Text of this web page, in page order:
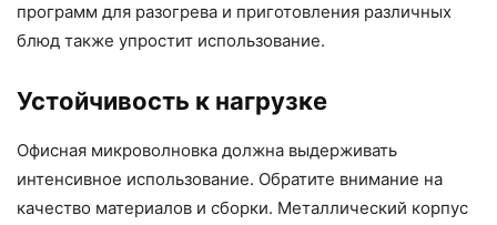
программ для разогрева и приготовления различных
блюд также упростит использование.
Устойчивость к нагрузке
Офисная микроволновка должна выдерживать
интенсивное использование. Обратите внимание на
качество материалов и сборки. Металлический корпус